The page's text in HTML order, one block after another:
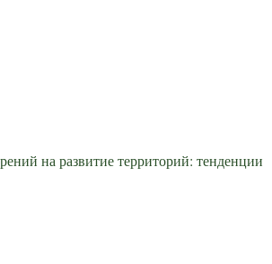
на развитие территорий: тенденции